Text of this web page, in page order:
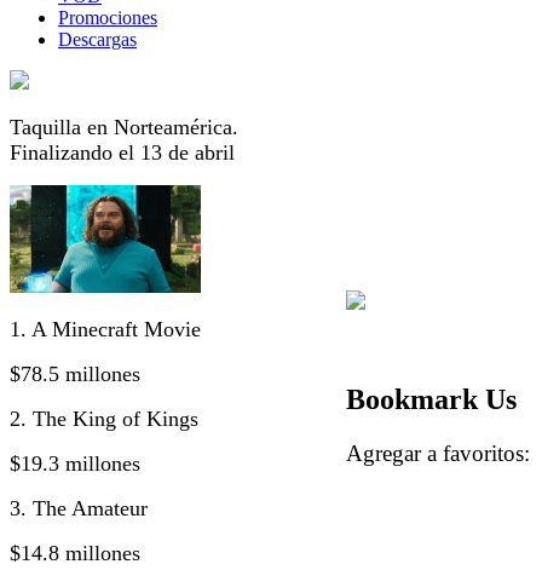
Promociones
Descargas
Taquilla en Norteamérica.
Finalizando el 13 de abril
1. A Minecraft Movie
$78.5 millones
2. The King of Kings
$19.3 millones
3. The Amateur
$14.8 millones
Bookmark Us
Agregar a